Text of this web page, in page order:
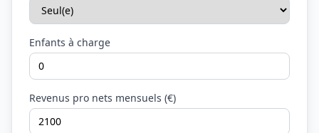
Enfants à charge
Revenus pro nets mensuels (€)